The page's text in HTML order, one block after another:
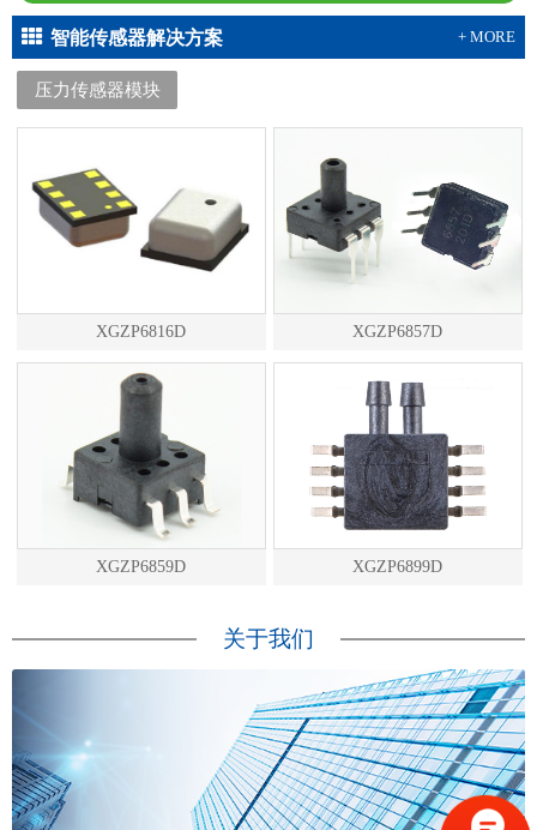
智能传感器解决方案 + MORE
压力传感器模块
XGZP6816D XGZP6857D
XGZP6859D XGZP6899D
关于我们